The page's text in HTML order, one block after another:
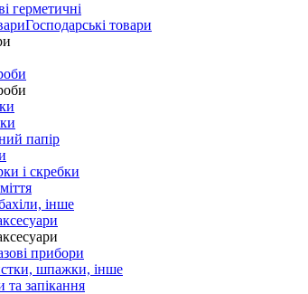
герметичні
Господарські товари
папір
і скребки
інше
прибори
шпажки, інше
та запікання